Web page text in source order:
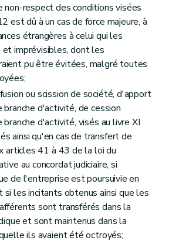
non-respect des conditions visées
est dû à un cas de force majeure, à
étrangères à celui qui les
et imprévisibles, dont les
pu être évitées, malgré toutes
ou scission de société, d'apport
d'activité, de cession
d'activité, visés au livre XI
ainsi qu'en cas de transfert de
articles 41 à 43 de la loi du
au concordat judiciaire, si
de l'entreprise est poursuivie en
si les incitants obtenus ainsi que les
sont transférés dans la
et sont maintenus dans la
ils avaient été octroyés;